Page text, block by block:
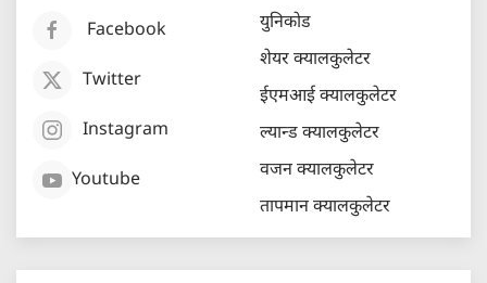
Facebook
Twitter
Instagram
Youtube
युनिकोड
शेयर क्यालकुलेटर
ईएमआई क्यालकुलेटर
ल्यान्ड क्यालकुलेटर
वजन क्यालकुलेटर
तापमान क्यालकुलेटर